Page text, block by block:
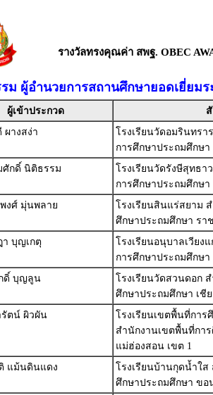
รางวัลทรงคุณค่า สพฐ. OBEC
ม ผู้อำนวยการสถานศึกษายอดเยี่ย
ผู้เข้าประกวด
ผางสง่า
โรงเรียนวัดอมรินทร
การศึกษาประถมศึกษ
ศักดิ์ นิติธรรม
โรงเรียนวัดรังษีสุทธ
การศึกษาประถมศึกษา
งศ์ มุ่นพลาย
โรงเรียนสินแร่สยาม
ศึกษาประถมศึกษา รา
บุญเกตุ
โรงเรียนอนุบาลเวีย
การศึกษาประถมศึกษา
ดิ์ บุญลูน
โรงเรียนวัดสวนดอก
ศึกษาประถมศึกษา เชี
ตน์ ผิวผัน
โรงเรียนเขตพื้นที่การ
สำนักงานเขตพื้นที่กา
แม่ฮ่องสอน เขต 1
แม้นดินแดง
โรงเรียนบ้านกุดน้ำใ
ศึกษาประถมศึกษา ขอ